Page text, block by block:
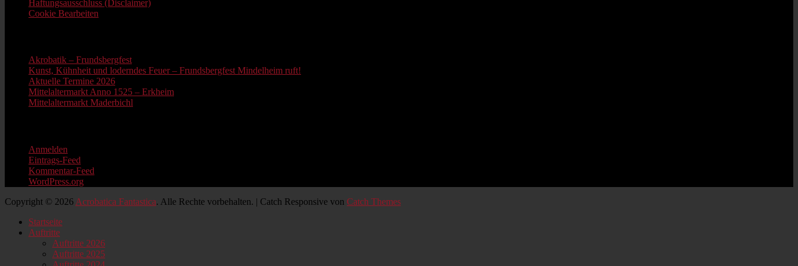
Haftungsausschluss (Disclaimer)
Cookie Bearbeiten
Akrobatik – Frundsbergfest
Kunst, Kühnheit und loderndes Feuer – Frundsbergfest Mindelheim ruft!
Aktuelle Termine 2026
Mittelaltermarkt Anno 1525 – Erkheim
Mittelaltermarkt Maderbichl
Anmelden
Eintrags-Feed
Kommentar-Feed
WordPress.org
Copyright © 2026 Acrobatica Fantastica. Alle Rechte vorbehalten. | Catch Responsive von Catch Themes
oben
scrollen
Startseite
Auftritte
Auftritte 2026
Auftritte 2025